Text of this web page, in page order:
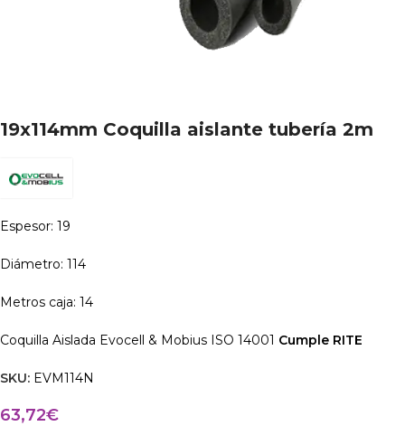
19x114mm Coquilla aislante tubería 2m
Espesor: 19
Diámetro: 114
Metros caja: 14
Coquilla Aislada Evocell & Mobius ISO 14001 Cumple RITE
SKU: EVM114N
63,72€